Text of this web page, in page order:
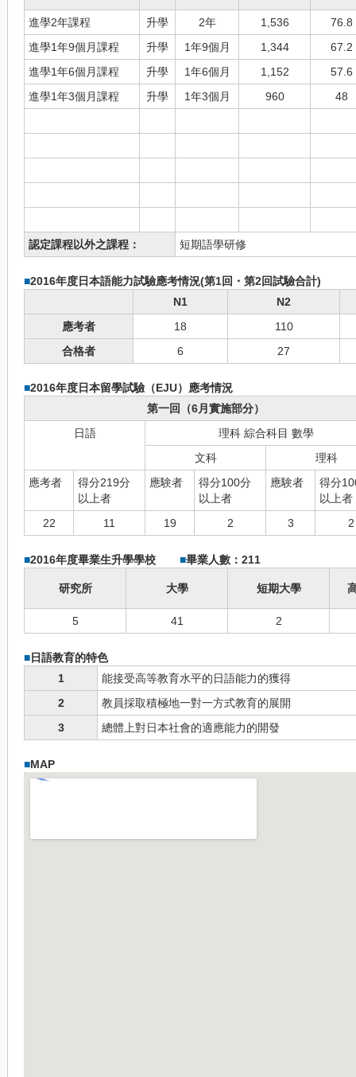
進學2年課程 升學 2年 1,536
76.8
進學1年9個月課程
升學 1年9個月 1,344
67.2
進學1年6個月課程
升學 1年6個月 1,152
57.6
進學1年3個月課程
升學 1年3個月 960 48
認定課程以外之課程： 短期語學研修
■2016年度日本語能力試驗應考情況(第1回・第2回試驗合計)
N1
N2
應考者
18
110
合格者
6 27
■2016年度日本留學試驗（EJU）應考情況
第一回（6月實施部分）
日語
理科 綜合科目 數學
文科
理科
應考者
得分219分
以上者
應験者
得分100分
以上者
應験者
得分
以上者
22
11 19 2 3 2
■2016年度畢業生升學學校 ■畢業人數：211
研究所 大學 短期大學
5 41 2
■日語教育的特色
1
能接受高等教育水平的日語能力的獲得
2
教員採取積極地一對一方式教育的展開
3
總體上對日本社會的適應能力的開發
■MAP